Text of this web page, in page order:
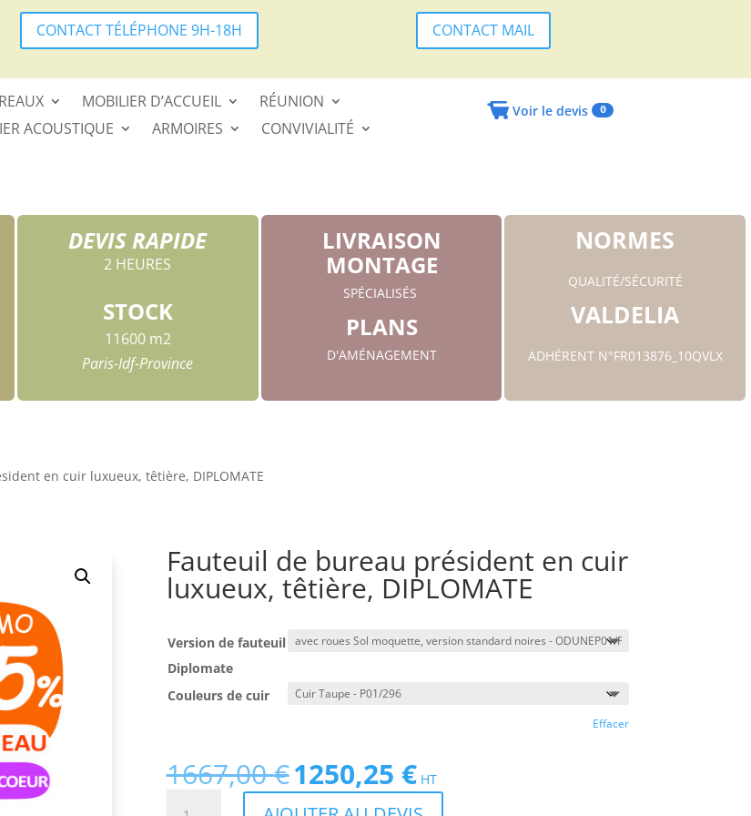
CONTACT TÉLÉPHONE 9H-18H CONTACT MAIL
MOBILIER D’ACCUEIL
RÉUNION
ACOUSTIQUE ARMOIRES
CONVIVIALITÉ
Voir le devis 0
DEVIS RAPIDE
2 HEURES
STOCK
11600 m2
Paris-Idf-Province
LIVRAISON
MONTAGE
SPÉCIALISÉS
PLANS
D'AMÉNAGEMENT
NORMES
QUALITÉ/SÉCURITÉ
VALDELIA
ADHÉRENT N°FR013876_10QVLX
en cuir luxueux, têtière, DIPLOMATE
Fauteuil de bureau président en cuir
luxueux, têtière, DIPLOMATE
Version de fauteuil
Diplomate
Couleurs de cuir
Effacer
1667,00€ Le
prix
1250,25 €Le
prix
HT